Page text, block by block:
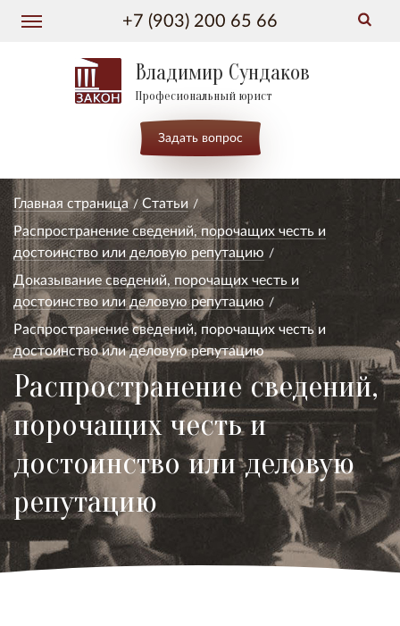
+7 (903) 200 65 66
Владимир Сундаков
Професиональный юрист
Задать вопрос
Главная страница
Статьи
Распространение сведений, порочащих честь и
достоинство или деловую репутацию
Доказывание сведений, порочащих честь и
достоинство или деловую репутацию
Распространение сведений, порочащих честь и
достоинство или деловую репутацию
Распространение сведений,
порочащих честь и
достоинство или деловую
репутацию